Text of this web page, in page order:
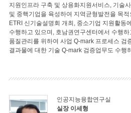
지원인프라 구축 및 상용화지원서비스, 기술
및 중핵기업을 육성하여 지역균형발전을 목
ETRI 신기술설명회 개최, 중소기업 지원활동
수행하고 있으며, 호남권연구센터에서 수행
품질관리를 위하여 사업 Q-mark 프로세스 검
결과물에 대한 기술 Q-mark 검증업무도 수행
인공지능융합연구실
실장 이세형